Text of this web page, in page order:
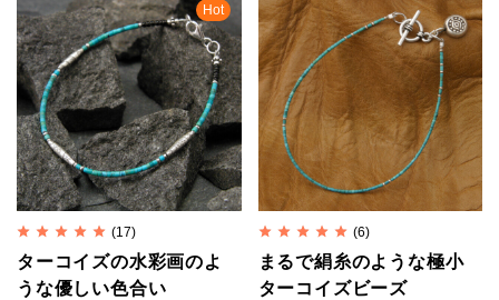
Hot
(17)
ターコイズの水彩画のよ
うな優しい色合い
(6)
まるで絹糸のような極小
ターコイズビーズ